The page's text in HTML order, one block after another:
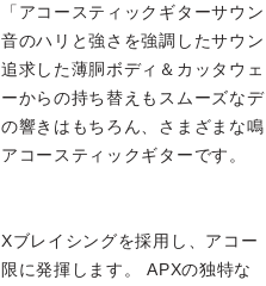
アコースティックギターサウン
のハリと強さを強調したサウン
求した薄胴ボディ＆カッタウェ
からの持ち替えもスムーズなデ
響きはもちろん、さまざまな鳴
コースティックギターです。
ブレイシングを採用し、アコー
に発揮します。 APXの独特な